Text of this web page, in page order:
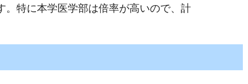
。特に本学医学部は倍率が高いので、計